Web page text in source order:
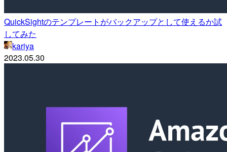
QuickSightのテンプレートがバックアップとして使えるか試
してみた
kariya
2023.05.30